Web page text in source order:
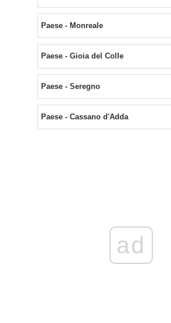
Paese - Monreale
Paese - Gioia del Colle
Paese - Seregno
Paese - Cassano d'Adda
ad